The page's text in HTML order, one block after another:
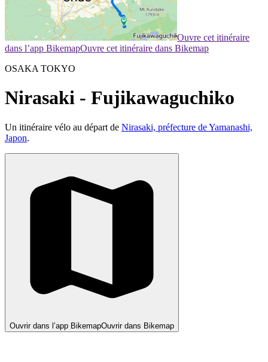
Ouvre cet itinéraire
dans l’app BikemapOuvre cet itinéraire dans Bikemap
OSAKA TOKYO
Nirasaki - Fujikawaguchiko
Un itinéraire vélo au départ de Nirasaki, préfecture de Yamanashi,
Japon.
Ouvrir dans l’app BikemapOuvrir dans Bikemap